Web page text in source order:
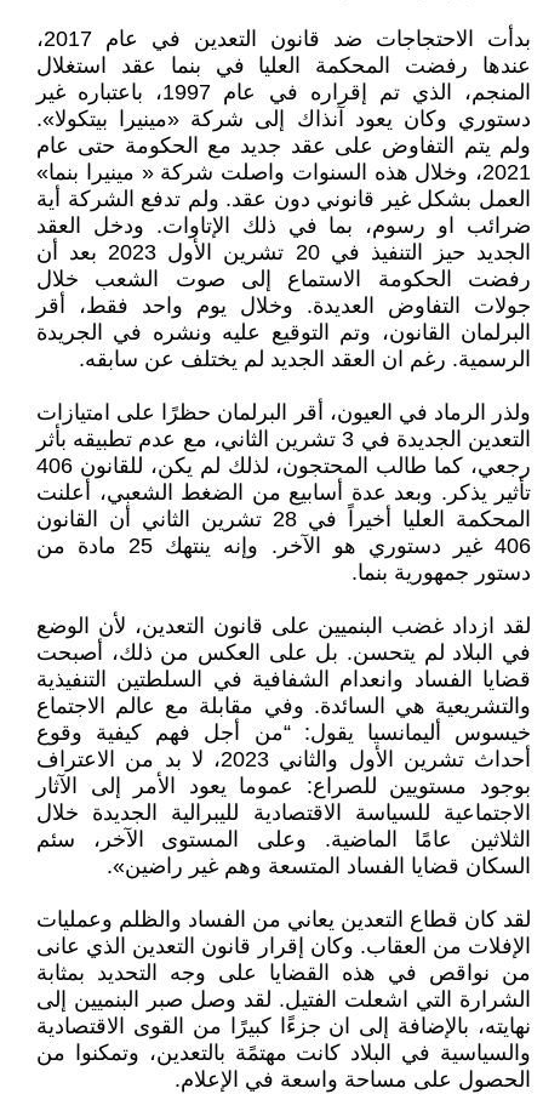
بدأت الاحتجاجات ضد قانون التعدين في عام 2017،
عندها رفضت المحكمة العليا في بنما عقد استغلال
المنجم، الذي تم إقراره في عام 1997، باعتباره غير
دستوري وكان يعود آنذاك إلى شركة «مينيرا بيتكولا».
ولم يتم التفاوض على عقد جديد مع الحكومة حتى عام
2021، وخلال هذه السنوات واصلت شركة « مينيرا بنما»
العمل بشكل غير قانوني دون عقد. ولم تدفع الشركة أية
ضرائب او رسوم، بما في ذلك الإتاوات. ودخل العقد
الجديد حيز التنفيذ في 20 تشرين الأول 2023 بعد أن
رفضت الحكومة الاستماع إلى صوت الشعب خلال
جولات التفاوض العديدة. وخلال يوم واحد فقط، أقر
البرلمان القانون، وتم التوقيع عليه ونشره في الجريدة
الرسمية. رغم ان العقد الجديد لم يختلف عن سابقه.
ولذر الرماد في العيون، أقر البرلمان حظرًا على امتيازات
التعدين الجديدة في 3 تشرين الثاني، مع عدم تطبيقه بأثر
رجعي، كما طالب المحتجون، لذلك لم يكن، للقانون 406
تأثير يذكر. وبعد عدة أسابيع من الضغط الشعبي، أعلنت
المحكمة العليا أخيراً في 28 تشرين الثاني أن القانون
406 غير دستوري هو الآخر. وإنه ينتهك 25 مادة من
دستور جمهورية بنما.
لقد ازداد غضب البنميين على قانون التعدين، لأن الوضع
في البلاد لم يتحسن. بل على العكس من ذلك، أصبحت
قضايا الفساد وانعدام الشفافية في السلطتين التنفيذية
والتشريعية هي السائدة. وفي مقابلة مع عالم الاجتماع
خيسوس أليمانسيا يقول: “من أجل فهم كيفية وقوع
أحداث تشرين الأول والثاني 2023، لا بد من الاعتراف
بوجود مستويين للصراع: عموما يعود الأمر إلى الآثار
الاجتماعية للسياسة الاقتصادية لليبرالية الجديدة خلال
الثلاثين عامًا الماضية. وعلى المستوى الآخر، سئم
السكان قضايا الفساد المتسعة وهم غير راضين».
لقد كان قطاع التعدين يعاني من الفساد والظلم وعمليات
الإفلات من العقاب. وكان إقرار قانون التعدين الذي عانى
من نواقص في هذه القضايا على وجه التحديد بمثابة
الشرارة التي اشعلت الفتيل. لقد وصل صبر البنميين إلى
نهايته، بالإضافة إلى ان جزءًا كبيرًا من القوى الاقتصادية
والسياسية في البلاد كانت مهتمًة بالتعدين، وتمكنوا من
الحصول على مساحة واسعة في الإعلام.